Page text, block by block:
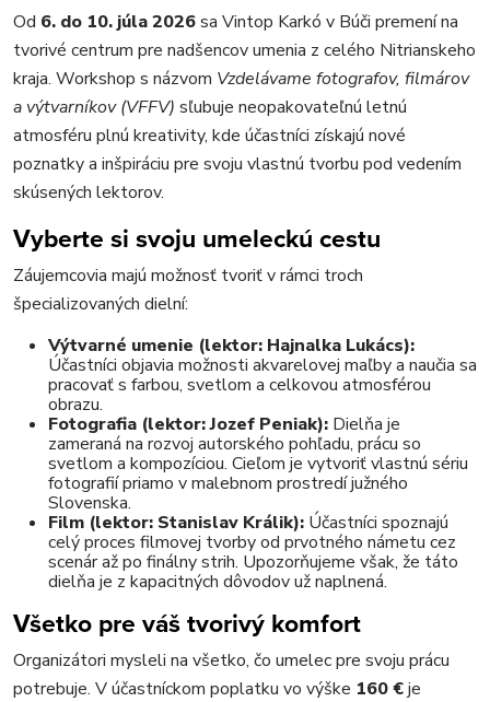
Od 6. do 10. júla 2026sa Vintop Karkó v Búči premení na
tvorivé centrum pre nadšencov umenia z celého Nitrianskeho
kraja. Workshop s názvom Vzdelávame fotografov, filmárov
a výtvarníkov (VFFV) sľubuje neopakovateľnú letnú
atmosféru plnú kreativity, kde účastníci získajú nové
poznatky a inšpiráciu pre svoju vlastnú tvorbu pod vedením
skúsených lektorov.
Vyberte si svoju umeleckú cestu
Záujemcovia majú možnosť tvoriť v rámci troch
špecializovaných dielní:
Výtvarné umenie (lektor: Hajnalka Lukács):
Účastníci objavia možnosti akvarelovej maľby a naučia sa
pracovať s farbou, svetlom a celkovou atmosférou
obrazu.
Fotografia (lektor: Jozef Peniak): Dielňa je
zameraná na rozvoj autorského pohľadu, prácu so
svetlom a kompozíciou. Cieľom je vytvoriť vlastnú sériu
fotografií priamo v malebnom prostredí južného
Slovenska.
Film (lektor: Stanislav Králik): Účastníci spoznajú
celý proces filmovej tvorby od prvotného námetu cez
scenár až po finálny strih. Upozorňujeme však, že táto
dielňa je z kapacitných dôvodov už naplnená.
Všetko pre váš tvorivý komfort
Organizátori mysleli na všetko, čo umelec pre svoju prácu
potrebuje. V účastníckom poplatku vo výške 160 €je